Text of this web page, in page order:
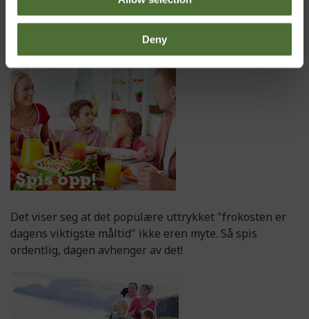
Deny
Det viser seg at det populære uttrykket "frokosten er
dagens viktigste måltid" ikke eren myte. Så spis
ordentlig, dagen avhenger av det!